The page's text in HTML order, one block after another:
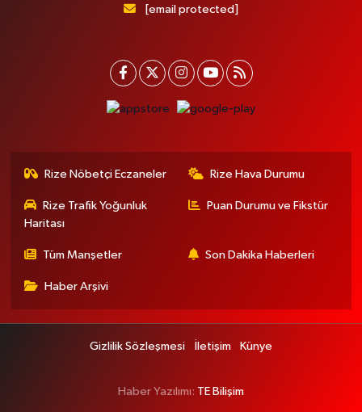
[email protected]
Rize Nöbetçi Eczaneler Rize Hava Durumu
Rize Trafik Yoğunluk
Haritası
Puan Durumu ve Fikstür
Tüm Manşetler Son Dakika Haberleri
Haber Arşivi
Gizlilik Sözleşmesi İletişim Künye
Haber Yazılımı: TE Bilişim